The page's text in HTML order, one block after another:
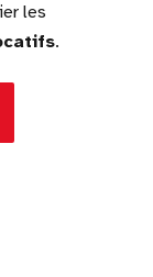
les
.